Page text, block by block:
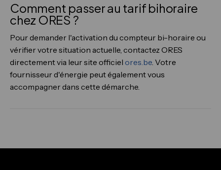
Comment passer au tarif bihoraire
chez ORES ?
Pour demander l'activation du compteur bi-horaire ou
vérifier votre situation actuelle, contactez ORES
directement via leur site officiel ores.be. Votre
fournisseur d'énergie peut également vous
accompagner dans cette démarche.